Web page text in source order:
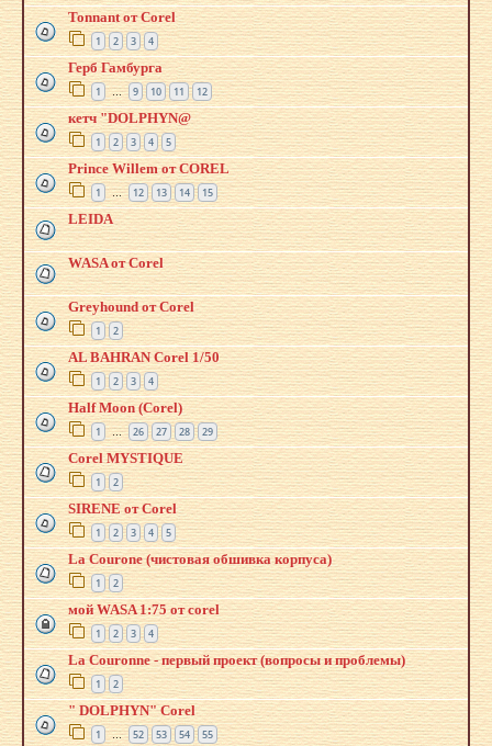
Tonnant от Corel
1 2 3 4
Герб Гамбурга
1 … 9 10 11 12
кетч "DOLPHYN@
1 2 3 4 5
Prince Willem от COREL
1 … 12 13 14 15
LEIDA
WASA от Corel
Greyhound от Corel
1 2
AL BAHRAN Corel 1/50
1 2 3 4
Half Moon (Corel)
1 … 26 27 28 29
Corel MYSTIQUE
1 2
SIRENE от Соrel
1 2 3 4 5
La Courone (чистовая обшивка корпуса)
1 2
мой WASA 1:75 от corel
1 2 3 4
La Couronne - первый проект (вопросы и проблемы)
1 2
" DOLPHYN" Corel
1 … 52 53 54 55